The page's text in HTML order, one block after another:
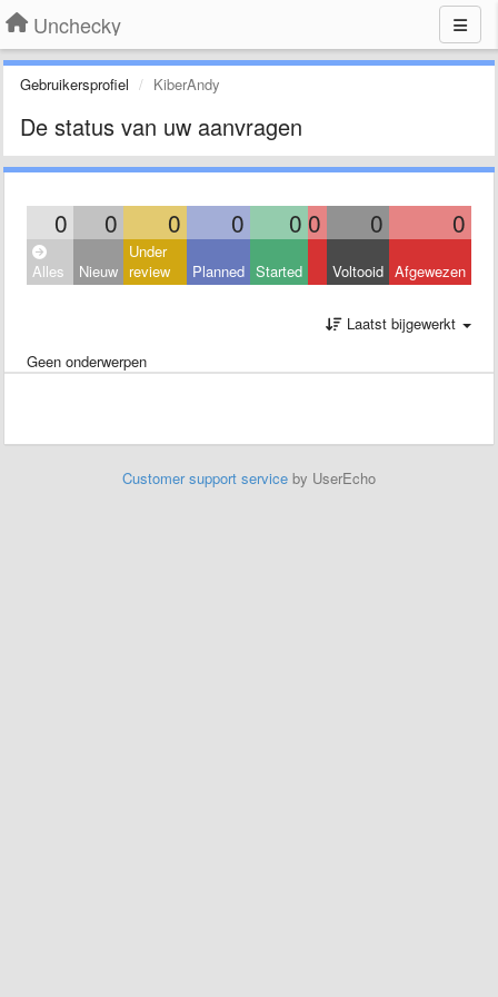
Unchecky
Gebruikersprofiel KiberAndy
De status van uw aanvragen
0 0 0 0 0 0 0 0
Alles Nieuw
Under
review
Planned Started Voltooid Afgewezen
Laatst bijgewerkt
Geen onderwerpen
Customer support service by UserEcho